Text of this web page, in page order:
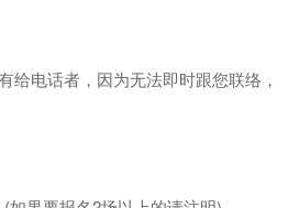
给电话者，因为无法即时跟您联络，